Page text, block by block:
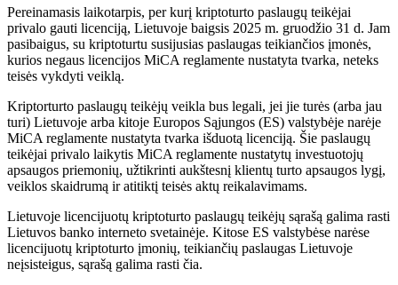
Pereinamasis laikotarpis, per kurį kriptoturto paslaugų teikėjai
privalo gauti licenciją, Lietuvoje baigsis 2025 m. gruodžio 31 d. Jam
pasibaigus, su kriptoturtu susijusias paslaugas teikiančios įmonės,
kurios negaus licencijos MiCA reglamente nustatyta tvarka, neteks
teisės vykdyti veiklą.
Kriptorturto paslaugų teikėjų veikla bus legali, jei jie turės (arba jau
turi) Lietuvoje arba kitoje Europos Sąjungos (ES) valstybėje narėje
MiCA reglamente nustatyta tvarka išduotą licenciją. Šie paslaugų
teikėjai privalo laikytis MiCA reglamente nustatytų investuotojų
apsaugos priemonių, užtikrinti aukštesnį klientų turto apsaugos lygį,
veiklos skaidrumą ir atitiktį teisės aktų reikalavimams.
Lietuvoje licencijuotų kriptoturto paslaugų teikėjų sąrašą galima rasti
Lietuvos banko interneto svetainėje. Kitose ES valstybėse narėse
licencijuotų kriptoturto įmonių, teikiančių paslaugas Lietuvoje
neįsisteigus, sąrašą galima rasti čia.